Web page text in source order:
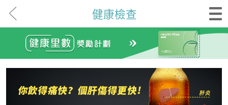
健康檢查